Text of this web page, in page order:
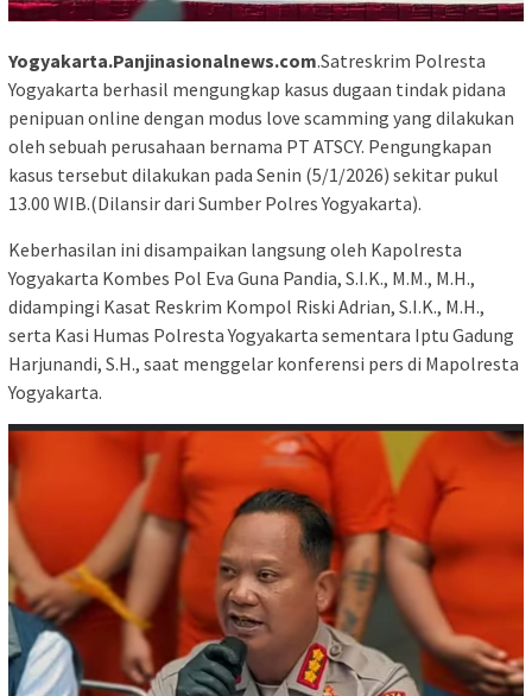
Yogyakarta.Panjinasionalnews.com.Satreskrim Polresta
Yogyakarta berhasil mengungkap kasus dugaan tindak pidana
penipuan online dengan modus love scamming yang dilakukan
oleh sebuah perusahaan bernama PT ATSCY. Pengungkapan
kasus tersebut dilakukan pada Senin (5/1/2026) sekitar pukul
13.00 WIB.(Dilansir dari Sumber Polres Yogyakarta).
Keberhasilan ini disampaikan langsung oleh Kapolresta
Yogyakarta Kombes Pol Eva Guna Pandia, S.I.K., M.M., M.H.,
didampingi Kasat Reskrim Kompol Riski Adrian, S.I.K., M.H.,
serta Kasi Humas Polresta Yogyakarta sementara Iptu Gadung
Harjunandi, S.H., saat menggelar konferensi pers di Mapolresta
Yogyakarta.